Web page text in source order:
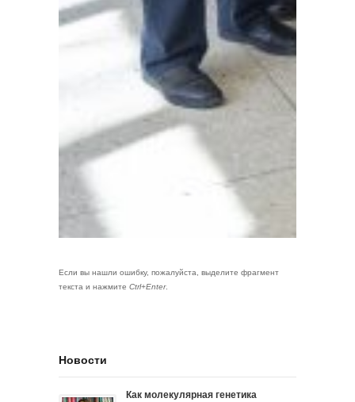
Если вы нашли ошибку, пожалуйста, выделите фрагмент
текста и нажмите Ctrl+Enter.
Новости
Как молекулярная генетика